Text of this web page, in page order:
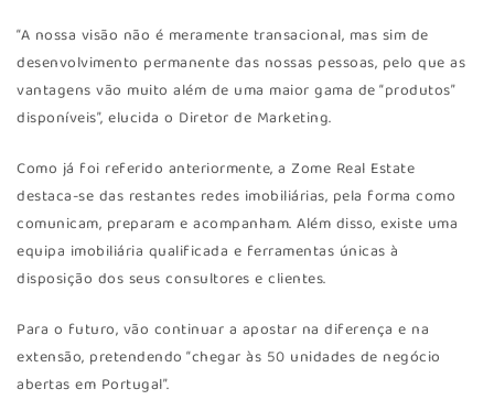
“A nossa visão não é meramente transacional, mas sim de
desenvolvimento permanente das nossas pessoas, pelo que as
vantagens vão muito além de uma maior gama de “produtos”
disponíveis”, elucida o Diretor de Marketing.
Como já foi referido anteriormente, a Zome Real Estate
destaca-se das restantes redes imobiliárias, pela forma como
comunicam, preparam e acompanham. Além disso, existe uma
equipa imobiliária qualificada e ferramentas únicas à
disposição dos seus consultores e clientes.
Para o futuro, vão continuar a apostar na diferença e na
extensão, pretendendo “chegar às 50 unidades de negócio
abertas em Portugal”.